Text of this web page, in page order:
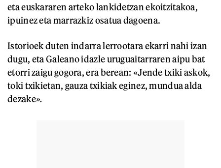
eta euskararen arteko lankidetzan ekoitzitakoa,
ipuinez eta marrazkiz osatua dagoena.
Istorioek duten indarra lerrootara ekarri nahi izan
dugu, eta Galeano idazle uruguaitarraren aipu bat
etorri zaigu gogora, era berean: «Jende txiki askok,
toki txikietan, gauza txikiak eginez, mundua alda
dezake».